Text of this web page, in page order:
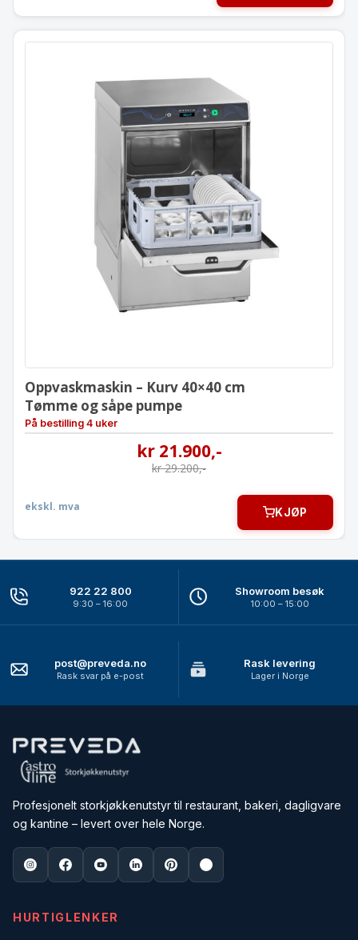
Oppvaskmaskin – Kurv 40×40
Tømme og såpe pumpe
Oppvaskmaskin – Kurv 40×40 cm
Tømme og såpe pumpe
På bestilling 4 uker
kr21.900,-
kr29.200,-
ekskl. mva KJØP
922 22 800
9:30 – 16:00
Showroom besøk
10:00 – 15:00
post@preveda.no
Rask svar på e-post
Rask levering
Lager i Norge
Profesjonelt storkjøkkenutstyr til restaurant, bakeri, dagligvare
og kantine – levert over hele Norge.
HURTIGLENKER